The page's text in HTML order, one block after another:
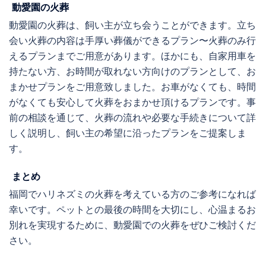
動愛園の火葬
動愛園の火葬は、飼い主が立ち会うことができます。立ち
会い火葬の内容は手厚い葬儀ができるプラン〜火葬のみ行
えるプランまでご用意があります。ほかにも、自家用車を
持たない方、お時間が取れない方向けのプランとして、お
まかせプランをご用意致しました。お車がなくても、時間
がなくても安心して火葬をおまかせ頂けるプランです。事
前の相談を通じて、火葬の流れや必要な手続きについて詳
しく説明し、飼い主の希望に沿ったプランをご提案しま
す。
まとめ
福岡でハリネズミの火葬を考えている方のご参考になれば
幸いです。ペットとの最後の時間を大切にし、心温まるお
別れを実現するために、動愛園での火葬をぜひご検討くだ
さい。